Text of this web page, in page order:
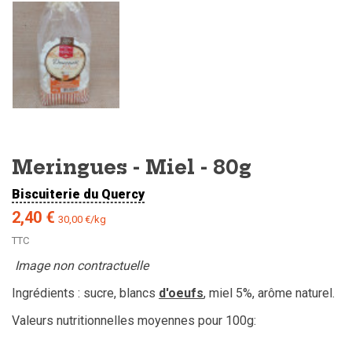
Meringues - Miel - 80g
Biscuiterie du Quercy
2,40 € 30,00 €/kg
TTC
Image non contractuelle
Ingrédients : sucre, blancs d'oeufs, miel 5%, arôme naturel.
Valeurs nutritionnelles moyennes pour 100g: